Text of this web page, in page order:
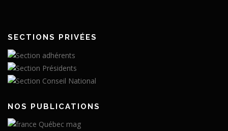
SECTIONS PRIVÉES
NOS PUBLICATIONS